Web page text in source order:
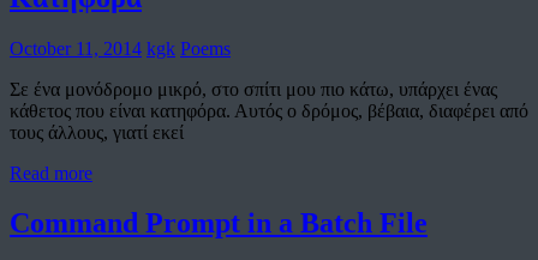
October 11, 2014 kgk Poems
Σε ένα μονόδρομο μικρό, στο σπίτι μου πιο κάτω, υπάρχει ένας
κάθετος που είναι κατηφόρα. Αυτός ο δρόμος, βέβαια, διαφέρει από
τους άλλους, γιατί εκεί
Read more
Command Prompt in a Batch File